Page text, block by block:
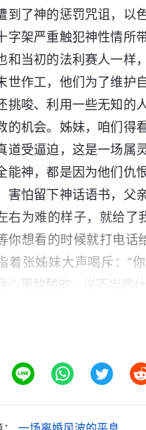
到了神的惩罚咒诅，以
字架严重触犯神性情所
和当初的法利赛人一样
世作工，他们为了维护
挑唆、利用一些无知的
的机会。姊妹，咱们得
道受逼迫，这是一场属
能神，都是因为他们仇
害怕留下神话语书，父
右为难的样子，就给了
你想看的时候就打电话
着张姊妹大声喝斥：“
心里酸酸的，说不出是什
我本以为把神话语书还给
时时在我脑海里浮现，
们搅扰、围攻的一幕
吃不下饭，睡不好觉，